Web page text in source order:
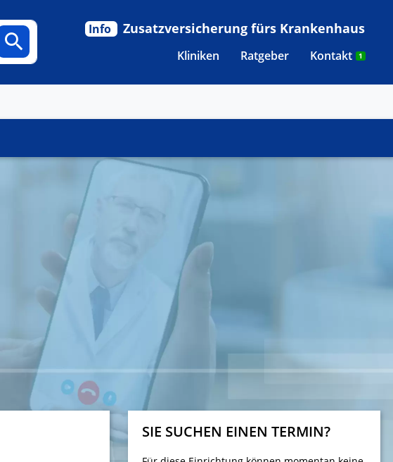
Kliniken
Ratgeber Kontakt 1
Info Zusatzversicherung fürs Krankenhaus
SIE SUCHEN EINEN TERMIN?